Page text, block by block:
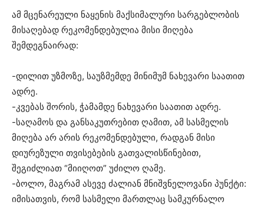
ამ მცენარეული ნაყენის მაქსიმალური სარგებლობის
მისაღებად რეკომენდებულია მისი მიღება
შემდეგნაირად:
-დილით უზმოზე, საუზმემდე მინიმუმ ნახევარი საათით
ადრე.
-კვებას შორის, ჭამამდე ნახევარი საათით ადრე.
-საღამოს და განსაკუთრებით ღამით, ამ სასმელის
მიღება არ არის რეკომენდებული, რადგან მისი
დიურეზული თვისებების გათვალისწინებით,
შეგიძლიათ “მიიღოთ” უძილო ღამე.
-ბოლო, მაგრამ ასევე ძალიან მნიშვნელოვანი პუნქტი:
იმისათვის, რომ სასმელი მართლაც სამკურნალო